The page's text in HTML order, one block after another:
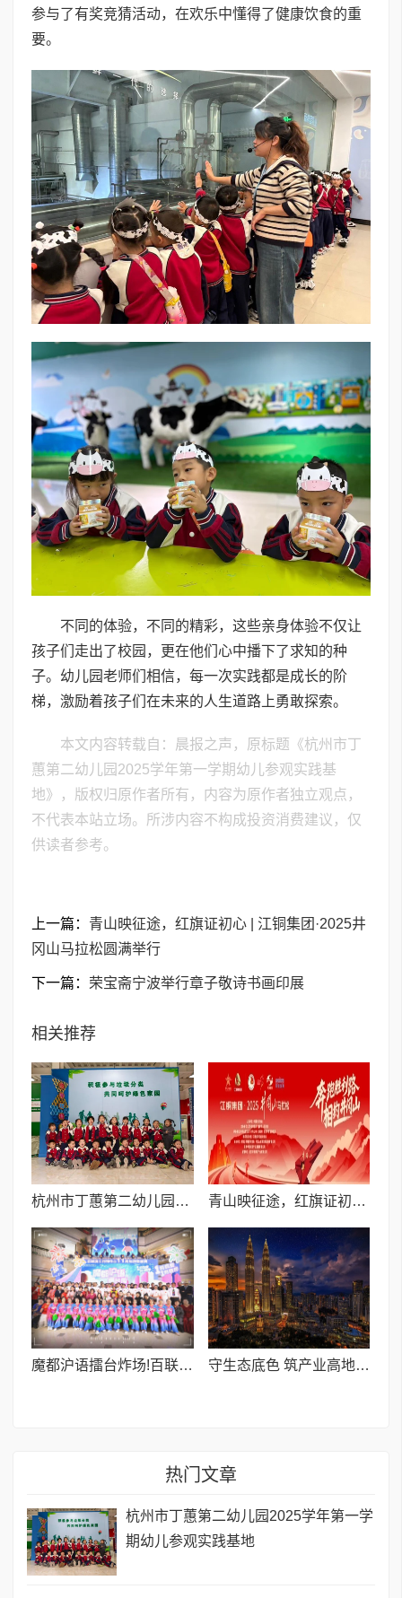
参与了有奖竞猜活动，在欢乐中懂得了健康饮食的重
要。
不同的体验，不同的精彩，这些亲身体验不仅让
孩子们走出了校园，更在他们心中播下了求知的种
子。幼儿园老师们相信，每一次实践都是成长的阶
梯，激励着孩子们在未来的人生道路上勇敢探索。
本文内容转载自：晨报之声，原标题《杭州市丁
蕙第二幼儿园2025学年第一学期幼儿参观实践基
地》，版权归原作者所有，内容为原作者独立观点，
不代表本站立场。所涉内容不构成投资消费建议，仅
供读者参考。
上一篇： 青山映征途，红旗证初心 | 江铜集团·2025井
冈山马拉松圆满举行
下一篇： 荣宝斋宁波举行章子敬诗书画印展
相关推荐
杭州市丁蕙第二幼儿园2025学年第一学期幼儿参观实践基地 青山映征途，红旗证初心 | 江铜集团·2025井冈山马拉松圆满举行
魔都沪语擂台炸场!百联滨江11周年玩出复古新浪潮 守生态底色 筑产业高地——庆元荒野茶循标杆经验的高质量发展之路
热门文章
杭州市丁蕙第二幼儿园2025学年第一学
期幼儿参观实践基地